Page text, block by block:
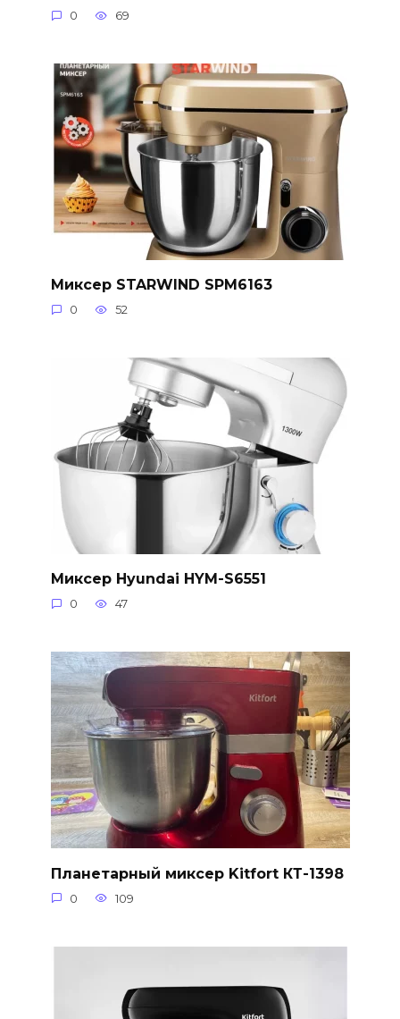
0 69
Миксер STARWIND SPM6163
0 52
Миксер Hyundai HYM-S6551
0 47
Планетарный миксер Kitfort КТ-1398
0 109